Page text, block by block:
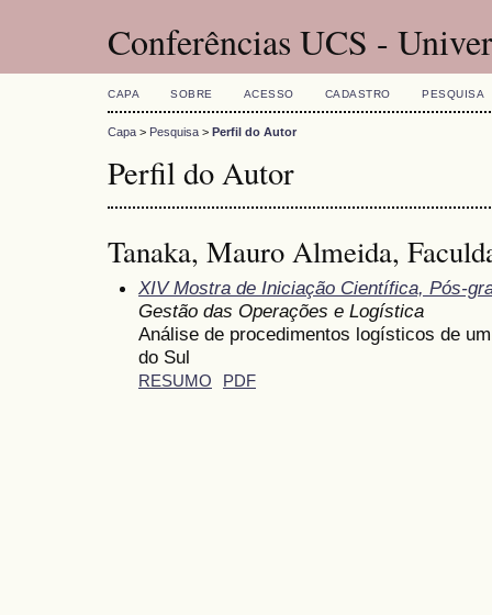
Conferências UCS -
CAPA SOBRE ACESSO CADASTRO PESQUISA
Capa > Pesquisa > Perfil do Autor
Perfil do Autor
Tanaka, Mauro Almeida,
XIV Mostra de Iniciação Científica, Pós-
Gestão das Operações e Logística
Análise de procedimentos logísticos de
do Sul
RESUMO PDF